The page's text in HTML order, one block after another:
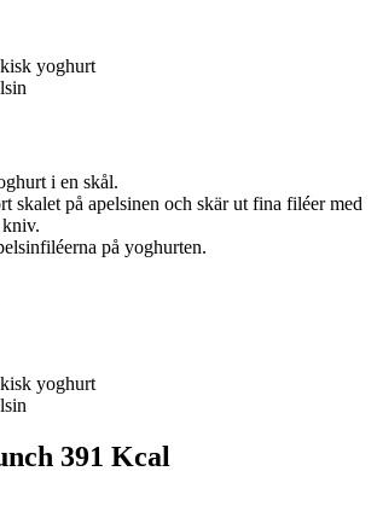
yoghurt
i en skål.
skalet på apelsinen och skär ut fina filéer med
kniv.
på yoghurten.
yoghurt
391 Kcal